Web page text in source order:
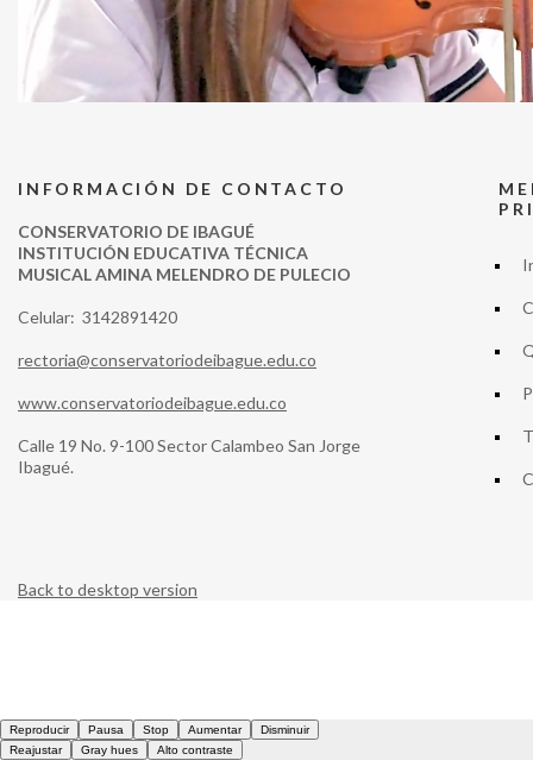
INFORMACIÓN DE CONTACTO
CONSERVATORIO DE IBAGUÉ
INSTITUCIÓN EDUCATIVA TÉCNICA
MUSICAL AMINA MELENDRO DE PULECIO
Celular: 3142891420
rectoria@conservatoriodeibague.edu.co
www.conservatoriodeibague.edu.co
Calle 19 No. 9-100 Sector Calambeo San Jorge
Ibagué.
Back to desktop version